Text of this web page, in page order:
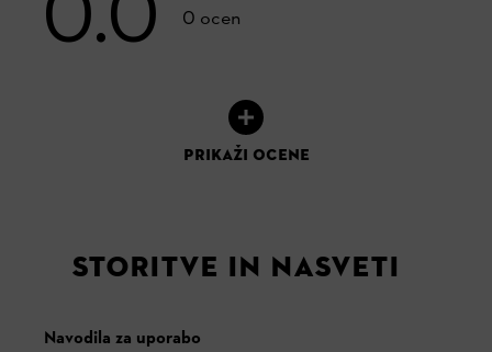
0 ocen
PRIKAŽI OCENE
STORITVE IN NASVETI
Navodila za uporabo